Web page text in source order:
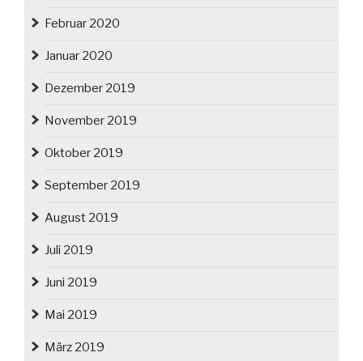
Februar 2020
Januar 2020
Dezember 2019
November 2019
Oktober 2019
September 2019
August 2019
Juli 2019
Juni 2019
Mai 2019
März 2019